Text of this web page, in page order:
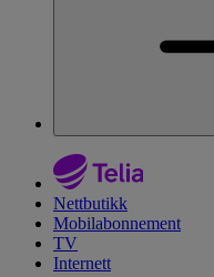
Nettbutikk
Mobilabonnement
TV
Internett